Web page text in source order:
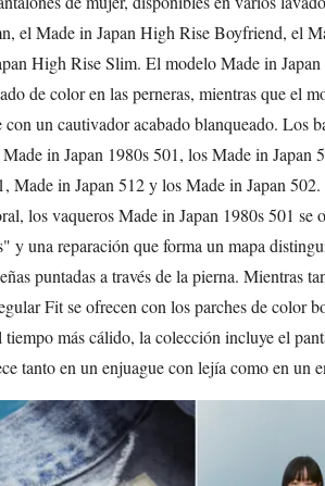
el Made in Japan High Rise Boyfriend, el
High Rise Slim. El modelo Made in
de color en las perneras, mientras que el
con un cautivador acabado blanqueado. Los
in Japan 1980s 501, los Made in Japan
Made in Japan 512 y los Made in Japan
los vaqueros Made in Japan 1980s 501 se
y una reparación que forma un mapa
puntadas a través de la pierna. Mientras
Fit se ofrecen con los parches de color
tiempo más cálido, la colección incluye el
tanto en un enjuague con lejía como en un